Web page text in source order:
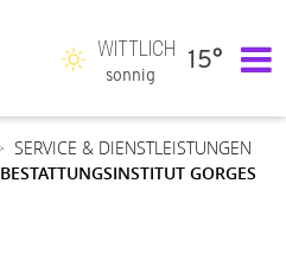
WITTLICH
sonnig
15°
SERVICE & DIENSTLEISTUNGEN
BESTATTUNGSINSTITUT GORGES